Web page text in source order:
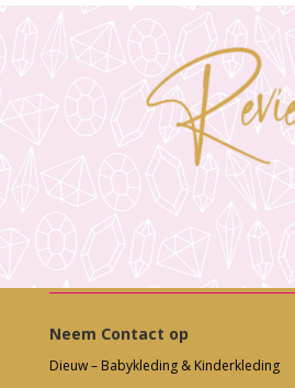
Neem Contact op
Dieuw – Babykleding & Kinderkleding